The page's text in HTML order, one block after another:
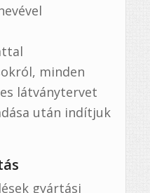
minden
látványtervet
után indítjuk
gyártási